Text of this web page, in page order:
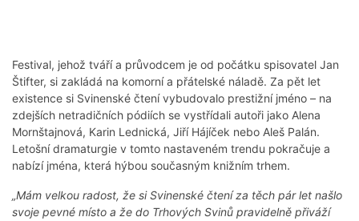
Festival, jehož tváří a průvodcem je od počátku spisovatel Jan
Štifter, si zakládá na komorní a přátelské náladě. Za pět let
existence si Svinenské čtení vybudovalo prestižní jméno – na
zdejších netradičních pódiích se vystřídali autoři jako Alena
Mornštajnová, Karin Lednická, Jiří Hájíček nebo Aleš Palán.
Letošní dramaturgie v tomto nastaveném trendu pokračuje a
nabízí jména, která hýbou současným knižním trhem.
„Mám velkou radost, že si Svinenské čtení za těch pár let našlo
svoje pevné místo a že do Trhových Svinů pravidelně přiváží